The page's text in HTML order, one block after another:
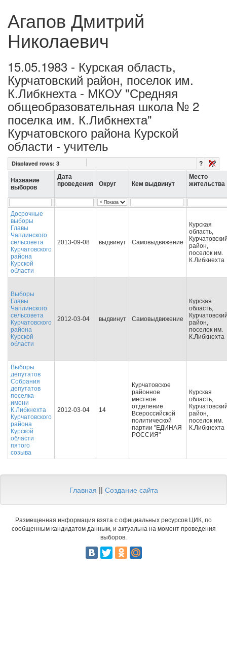
Агапов Дмитрий
Николаевич
15.05.1983 - Курская область,
Курчатовский район, поселок им.
К.Либкнехта - МКОУ "Средняя
общеобразовательная школа № 2
поселка им. К.Либкнехта"
Курчатовского района Курской
области - учитель
Displayed rows: 3 ?
Название
выборов
Дата
проведения
Округ Кем выдвинут
Место
жительства
Досрочные
выборы
Главы
Чаплинского
сельсовета
Курчатовского
района
Курской
области
2013-09-08 выдвинут Самовыдвижение
Курская
область,
район,
поселок им.
К.Либкнехта
Выборы
Главы
Чаплинского
сельсовета
Курчатовского
района
Курской
области
2012-03-04 выдвинут Самовыдвижение
Курская
область,
район,
поселок им.
К.Либкнехта
Выборы
депутатов
Собрания
депутатов
поселка
имени
К.Либкнехта
Курчатовского
района
Курской
области
пятого
созыва
2012-03-04 14
Курчатовское
районное
местное
отделение
Всероссийской
политической
партии "ЕДИНАЯ
РОССИЯ"
Курская
область,
район,
поселок им.
К.Либкнехта
Главная || Создание сайта
Размещенная информация взята с официальных ресурсов ЦИК, по
сообщенным кандидатом данным, и актуальна на момент проведения
выборов.